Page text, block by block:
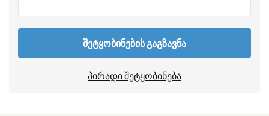
შეტყობინების გაგზავნა
პირადი შეტყობინება